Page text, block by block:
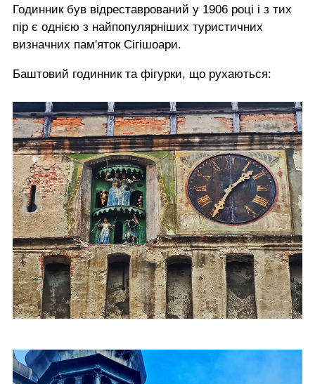
Годинник був відреставрований у 1906 році і з тих
пір є однією з найпопулярніших туристичних
визначних пам'яток Сігішоари.
Баштовий годинник та фігурки, що рухаються: